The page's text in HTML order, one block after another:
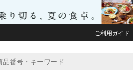
ご利用ガイド